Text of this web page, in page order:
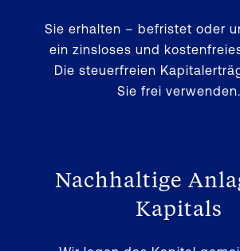
Sie erhalten – befristet oder
ein zinsloses und
Die steuerfreien
Sie frei verwenden.
Nachhaltige
Kapitals